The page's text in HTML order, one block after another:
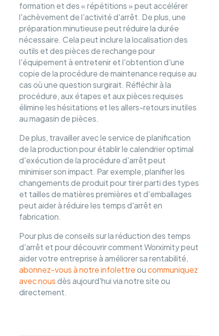
formation et des « répétitions » peut accélérer
l'achèvement de l'activité d'arrêt. De plus, une
préparation minutieuse peut réduire la durée
nécessaire. Cela peut inclure la localisation des
outils et des pièces de rechange pour
l'équipement à entretenir et l'obtention d'une
copie de la procédure de maintenance requise au
cas où une question surgirait. Réfléchir à la
procédure, aux étapes et aux pièces requises
élimine les hésitations et les allers-retours inutiles
au magasin de pièces.
De plus, travailler avec le service de planification
de la production pour établir le calendrier optimal
d'exécution de la procédure d'arrêt peut
minimiser son impact. Par exemple, planifier les
changements de produit pour tirer parti des types
et tailles de matières premières et d'emballages
peut aider à réduire les temps d'arrêt en
fabrication.
Pour plus de conseils sur la réduction des temps
d'arrêt et pour découvrir comment Worximity peut
aider votre entreprise à améliorer sa rentabilité,
abonnez-vous à notre infolettre oucommuniquez
avec nous dès aujourd'hui via notre site ou
directement.